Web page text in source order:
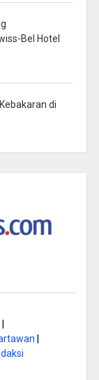
Bel Hotel
di